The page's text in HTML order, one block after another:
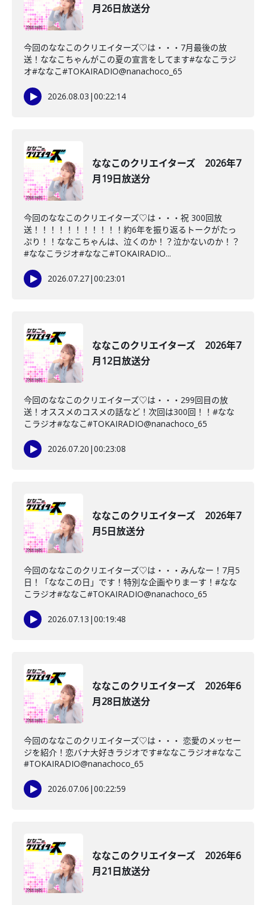
月26日放送分
今回のななこのクリエイターズ♡は・・・7月最後の放
送！ななこちゃんがこの夏の宣言をしてます#ななこラジ
オ#ななこ#TOKAIRADIO@nanachoco_65
2026.08.03 |00:22:14
ななこのクリエイターズ 2026年7
月19日放送分
今回のななこのクリエイターズ♡は・・・祝 300回放
送！！！！！！！！！！！約6年を振り返るトークがたっ
ぷり！！ななこちゃんは、泣くのか！？泣かないのか！？
#ななこラジオ#ななこ#TOKAIRADIO...
2026.07.27|00:23:01
ななこのクリエイターズ 2026年7
月12日放送分
今回のななこのクリエイターズ♡は・・・299回目の放
送！オススメのコスメの話など！次回は300回！！#なな
こラジオ#ななこ#TOKAIRADIO@nanachoco_65
2026.07.20 |00:23:08
ななこのクリエイターズ 2026年7
月5日放送分
今回のななこのクリエイターズ♡は・・・みんなー！7月5
日！「ななこの日」です！特別な企画やりまーす！#なな
こラジオ#ななこ#TOKAIRADIO@nanachoco_65
2026.07.13 |00:19:48
ななこのクリエイターズ 2026年6
月28日放送分
今回のななこのクリエイターズ♡は・・・ 恋愛のメッセー
ジを紹介！恋バナ大好きラジオです#ななこラジオ#ななこ
#TOKAIRADIO@nanachoco_65
2026.07.06 |00:22:59
ななこのクリエイターズ 2026年6
月21日放送分